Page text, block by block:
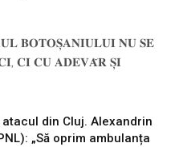
𝐁𝐎𝐓𝐎𝐒̦𝐀𝐍𝐈𝐔𝐋𝐔𝐈 𝐍𝐔 𝐒𝐄
𝐂𝐈 𝐂𝐔 𝐀𝐃𝐄𝐕𝐀̆𝐑 𝐒̦𝐈
din Cluj. Alexandrin
„Să oprim ambulanța